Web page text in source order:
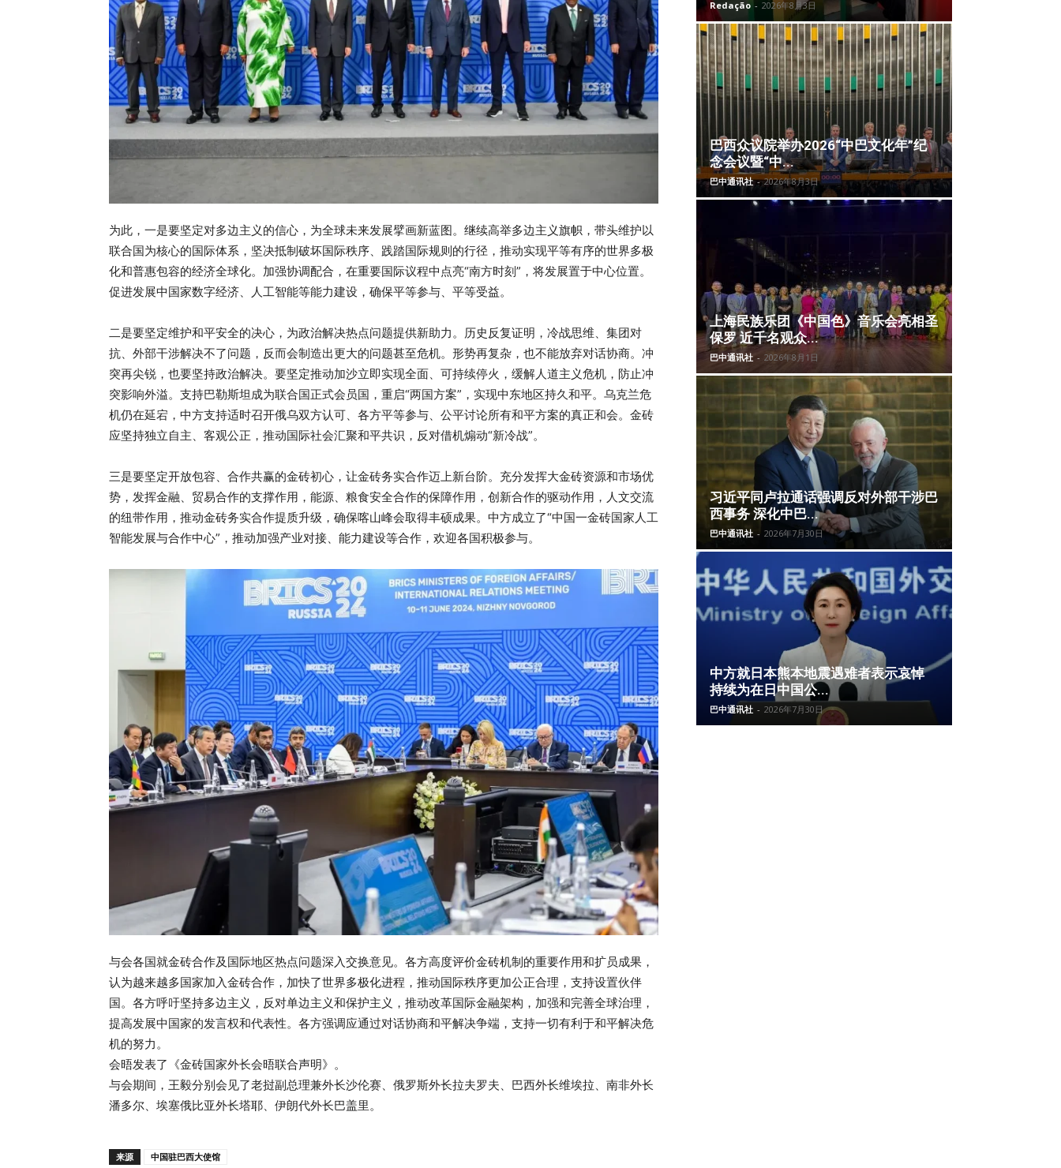
为此，一是要坚定对多边主义的信心，为全球未来发展擘画新蓝图。继续高举多边主义旗帜，带头维护以
联合国为核心的国际体系，坚决抵制破坏国际秩序、践踏国际规则的行径，推动实现平等有序的世界多极
化和普惠包容的经济全球化。加强协调配合，在重要国际议程中点亮“南方时刻”，将发展置于中心位置。
促进发展中国家数字经济、人工智能等能力建设，确保平等参与、平等受益。
二是要坚定维护和平安全的决心，为政治解决热点问题提供新助力。历史反复证明，冷战思维、集团对
抗、外部干涉解决不了问题，反而会制造出更大的问题甚至危机。形势再复杂，也不能放弃对话协商。冲
突再尖锐，也要坚持政治解决。要坚定推动加沙立即实现全面、可持续停火，缓解人道主义危机，防止冲
突影响外溢。支持巴勒斯坦成为联合国正式会员国，重启“两国方案”，实现中东地区持久和平。乌克兰危
机仍在延宕，中方支持适时召开俄乌双方认可、各方平等参与、公平讨论所有和平方案的真正和会。金砖
应坚持独立自主、客观公正，推动国际社会汇聚和平共识，反对借机煽动“新冷战”。
三是要坚定开放包容、合作共赢的金砖初心，让金砖务实合作迈上新台阶。充分发挥大金砖资源和市场优
势，发挥金融、贸易合作的支撑作用，能源、粮食安全合作的保障作用，创新合作的驱动作用，人文交流
的纽带作用，推动金砖务实合作提质升级，确保喀山峰会取得丰硕成果。中方成立了“中国一金砖国家人工
智能发展与合作中心”，推动加强产业对接、能力建设等合作，欢迎各国积极参与。
与会各国就金砖合作及国际地区热点问题深入交换意见。各方高度评价金砖机制的重要作用和扩员成果，
认为越来越多国家加入金砖合作，加快了世界多极化进程，推动国际秩序更加公正合理，支持设置伙伴
国。各方呼吁坚持多边主义，反对单边主义和保护主义，推动改革国际金融架构，加强和完善全球治理，
提高发展中国家的发言权和代表性。各方强调应通过对话协商和平解决争端，支持一切有利于和平解决危
机的努力。
会晤发表了《金砖国家外长会晤联合声明》。
与会期间，王毅分别会见了老挝副总理兼外长沙伦赛、俄罗斯外长拉夫罗夫、巴西外长维埃拉、南非外长
潘多尔、埃塞俄比亚外长塔耶、伊朗代外长巴盖里。
来源 中国驻巴西大使馆
Redação - 2026年8月3日
巴西众议院举办2026“中巴文化年”纪
念会议暨“中...
巴中通讯社 - 2026年8月3日
上海民族乐团《中国色》音乐会亮相圣
保罗 近千名观众...
巴中通讯社 - 2026年8月1日
习近平同卢拉通话强调反对外部干涉巴
西事务 深化中巴...
巴中通讯社 - 2026年7月30日
中方就日本熊本地震遇难者表示哀悼
持续为在日中国公...
巴中通讯社 - 2026年7月30日